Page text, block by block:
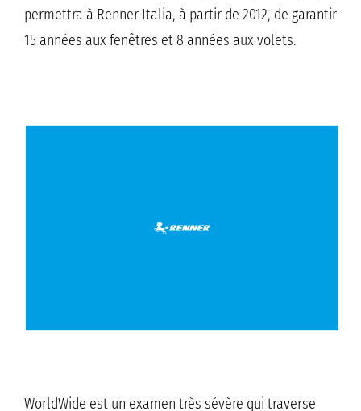
permettra à Renner Italia, à partir de 2012, de garantir
15 années aux fenêtres et 8 années aux volets.
WorldWide est un examen très sévère qui traverse